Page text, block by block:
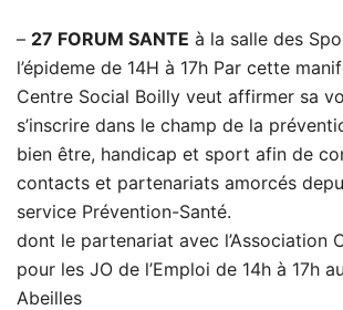
– 27 FORUM SANTE à la salle des
l’épideme de 14H à 17h Par cette
Centre Social Boilly veut affirmer sa
s’inscrire dans le champ de la
bien être, handicap et sport afin de
contacts et partenariats amorcés
service Prévention-Santé.
dont le partenariat avec l’Association
pour les JO de l’Emploi de 14h à 17h
Abeilles